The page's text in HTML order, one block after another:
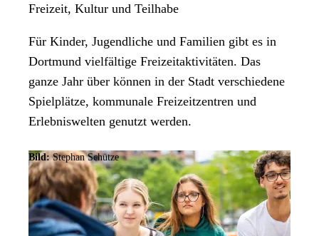
Freizeit, Kultur und Teilhabe
Für Kinder, Jugendliche und Familien gibt es in
Dortmund vielfältige Freizeitaktivitäten. Das
ganze Jahr über können in der Stadt verschiedene
Spielplätze, kommunale Freizeitzentren und
Erlebniswelten genutzt werden.
Bild: Stephan Schütze